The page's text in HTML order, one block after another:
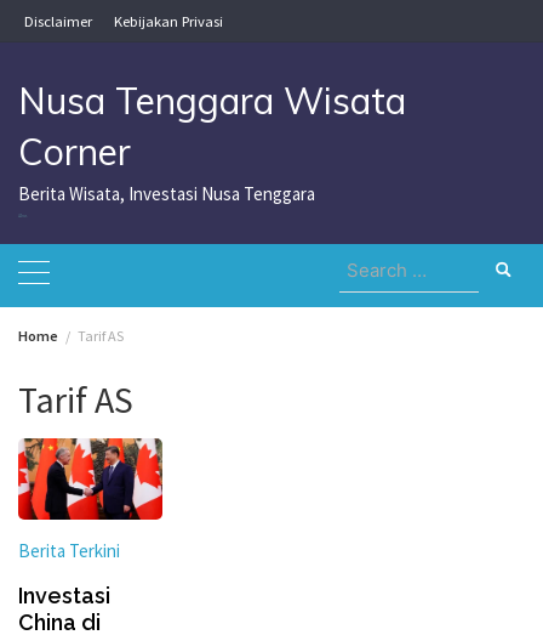
Skip
to
Disclaimer Kebijakan Privasi
Nusa Tenggara Wisata
Corner
Berita Wisata, Investasi Nusa Tenggara
Search
for:
Home Tarif AS
Tarif AS
Berita Terkini
Investasi
China di